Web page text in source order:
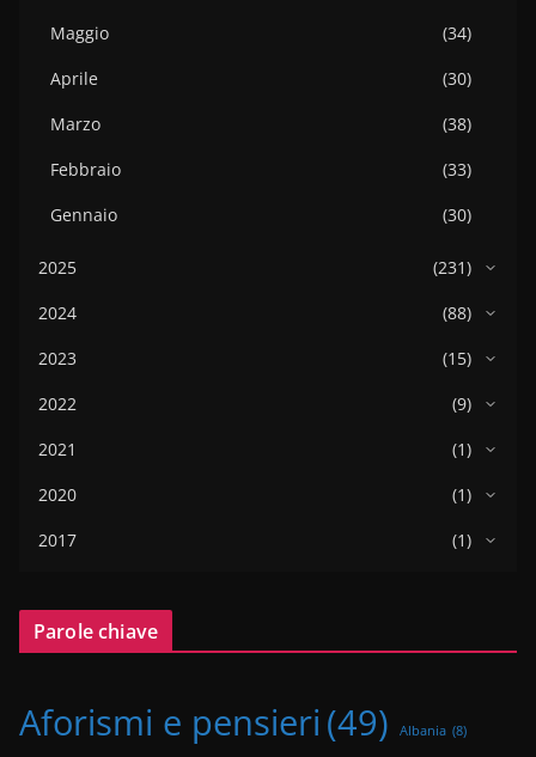
Maggio
(34)
Aprile
(30)
Marzo
(38)
Febbraio
(33)
Gennaio
(30)
2025
(231)
2024
(88)
2023
(15)
2022
(9)
2021
(1)
2020
(1)
2017
(1)
Parole chiave
Aforismi e pensieri (49) Albania (8)